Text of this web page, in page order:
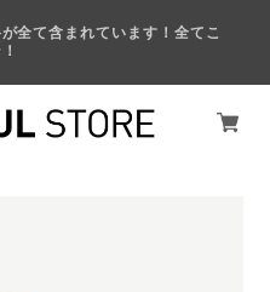
全て含まれています！全てこ